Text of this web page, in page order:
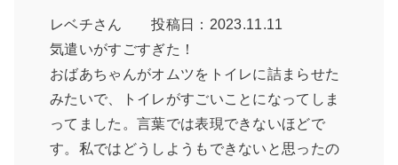
レベチさん 投稿日：2023.11.11
気遣いがすごすぎた！
おばあちゃんがオムツをトイレに詰まらせた
みたいで、トイレがすごいことになってしま
ってました。言葉では表現できないほどで
す。私ではどうしようもできないと思ったの